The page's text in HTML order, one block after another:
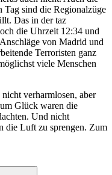
Tag sind die Regionalzüge
Das in der taz
die Uhrzeit 12:34 und
von Madrid und
Terroristen ganz
viele Menschen
verharmlosen, aber
Glück waren die
Und nicht
die Luft zu sprengen. Zum